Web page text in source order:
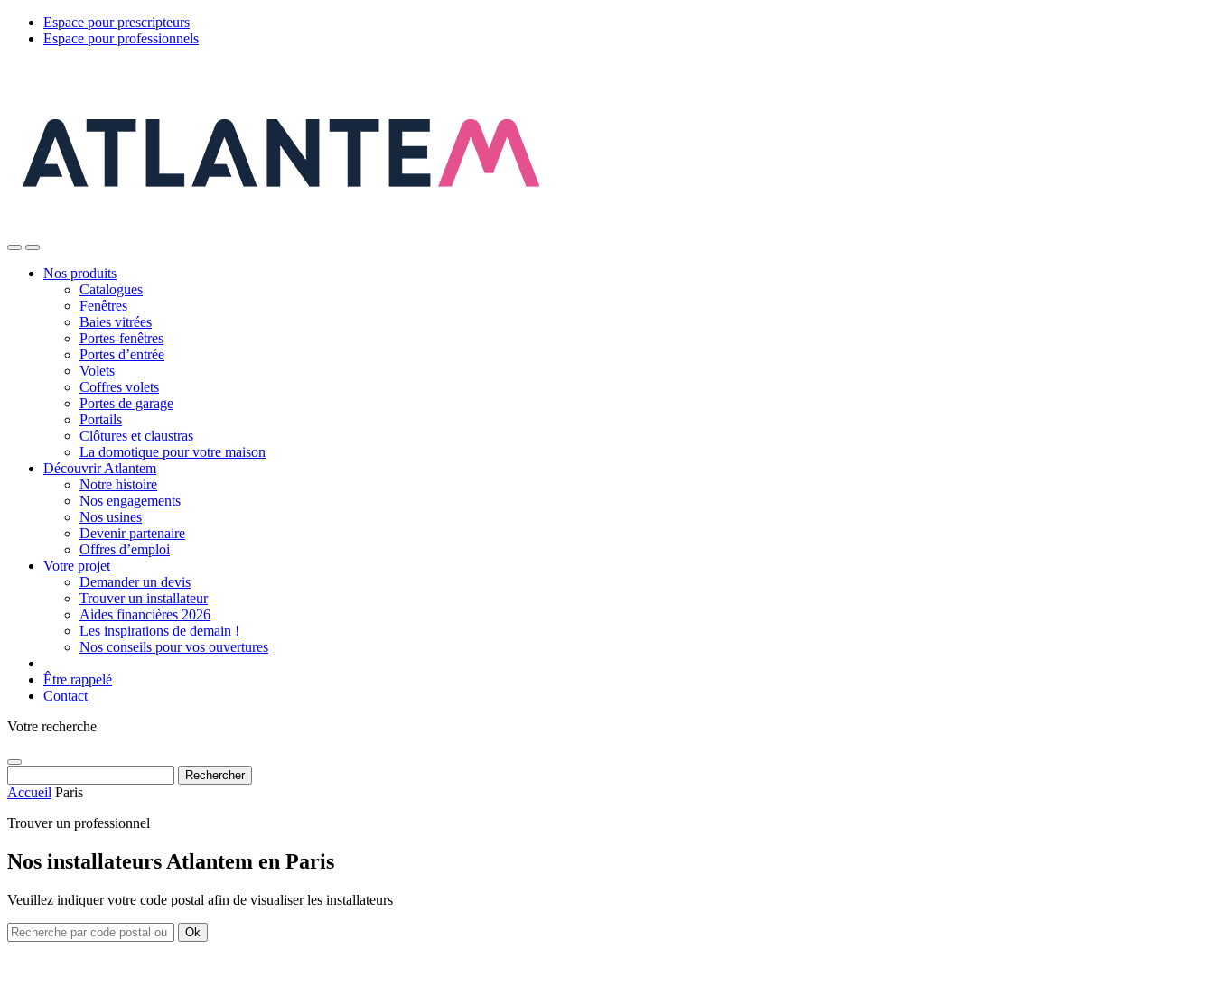
Espace pour prescripteurs
Espace pour professionnels
Nos produits
Catalogues
Fenêtres
Baies vitrées
Portes-fenêtres
Portes d’entrée
Volets
Coffres volets
Portes de garage
Portails
Clôtures et claustras
La domotique pour votre maison
Découvrir Atlantem
Notre histoire
Nos engagements
Nos usines
Devenir partenaire
Offres d’emploi
Votre projet
Demander un devis
Trouver un installateur
Aides financières 2026
Les inspirations de demain !
Nos conseils pour vos ouvertures
Être rappelé
Contact
Votre recherche
Accueil Paris
Trouver un professionnel
Nos installateurs Atlantem en Paris
Veuillez indiquer votre code postal afin de visualiser les installateurs
Ok